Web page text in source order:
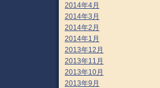
2014年4月
2014年3月
2014年2月
2014年1月
2013年12月
2013年11月
2013年10月
2013年9月